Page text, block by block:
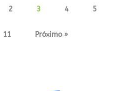
2 3 4 5
11 Próximo »